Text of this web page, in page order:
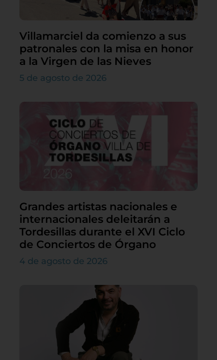
Villamarciel da comienzo a sus
patronales con la misa en honor
a la Virgen de las Nieves
5 de agosto de 2026
Grandes artistas nacionales e
internacionales deleitarán a
Tordesillas durante el XVI Ciclo
de Conciertos de Órgano
4 de agosto de 2026